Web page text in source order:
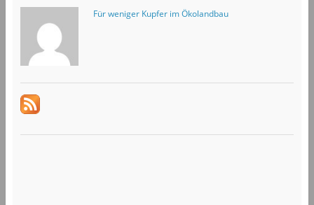
Für weniger Kupfer im Ökolandbau